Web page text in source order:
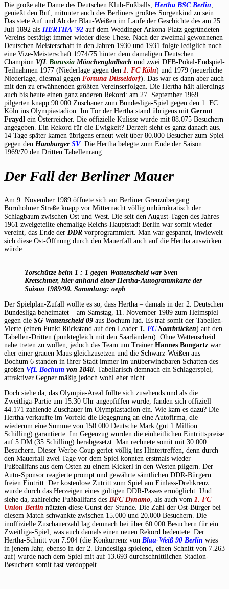
Die große alte Dame des Deutschen Klub-Fußballs, Hertha BSC Berlin
genießt den Ruf, mitunter auch des Berliners größtes Sorgenkind zu sein.
Das stete Auf und Ab der Blau-Weißen im Laufe der Geschichte des am 25.
Juli 1892 als HERTHA ´92 auf dem Weddinger Arkona-Platz gegründeten
Vereins bestätigt immer wieder diese These. Nach der zweimal gewonnenen
Deutschen Meisterschaft in den Jahren 1930 und 1931 folgte lediglich noch
eine Vize-Meisterschaft 1974/75 hinter dem damaligen Deutschen
Champion VfL Borussia Mönchengladbach und zwei DFB-Pokal-Endspiel-
Teilnahmen 1977 (Niederlage gegen den 1. FC Köln) und 1979 (neuerliche
Niederlage, diesmal gegen Fortuna Düsseldorf). Das war es dann aber auch
mit den zu erwähnenden größten Vereinserfolgen. Die Hertha hält allerdings
auch bis heute einen ganz anderen Rekord: am 27. September 1969
pilgerten knapp 90.000 Zuschauer zum Bundesliga-Spiel gegen den 1. FC
Köln ins Olympiastadion. Im Tor der Hertha stand übrigens mit Gernot
Fraydl ein Österreicher. Die offizielle Kulisse wurde mit 88.075 Besuchern
angegeben. Ein Rekord für die Ewigkeit? Derzeit sieht es ganz danach aus.
14 Tage später kamen übrigens erneut weit über 80.000 Besucher zum Spiel
gegen den Hamburger SV. Die Hertha belegte zum Ende der Saison
1969/70 den Dritten Tabellenrang.
Der Fall der Berliner Mauer
Am 9. November 1989 öffnete sich am Berliner Grenzübergang
Bornholmer Straße knapp vor Mitternacht völlig unbürokratisch der
Schlagbaum zwischen Ost und West. Die seit den August-Tagen des Jahres
1961 zweigeteilte ehemalige Reichs-Hauptstadt Berlin war somit wieder
vereint, das Ende der DDR vorprogrammiert. Man war gespannt, inwieweit
sich diese Ost-Öffnung durch den Mauerfall auch auf die Hertha auswirken
würde.
Torschütze beim 1 : 1 gegen Wattenscheid war Sven
Kretschmer, hier anhand einer Hertha-Autogrammkarte der
Saison 1989/90. Sammlung: oepb
Der Spielplan-Zufall wollte es so, dass Hertha – damals in der 2. Deutschen
Bundesliga beheimatet – am Samstag, 11. November 1989 zum Heimspiel
gegen die SG Wattenscheid 09 aus Bochum lud. Es traf somit der Tabellen-
Vierte (einen Punkt Rückstand auf den Leader 1. FCSaarbrücken) auf den
Tabellen-Dritten (punktegleich mit den Saarländern). Ohne Wattenscheid
nahe treten zu wollen, jedoch das Team um Trainer Hannes Bongartz war
eher einer grauen Maus gleichzusetzen und die Schwarz-Weißen aus
Bochum 6 standen in ihrer Stadt immer im unüberwindbaren Schatten des
großen VfL Bochum von 1848. Tabellarisch demnach ein Schlagerspiel,
attraktiver Gegner mäßig jedoch wohl eher nicht.
Doch siehe da, das Olympia-Areal füllte sich zusehends und als die
Zweitliga-Partie um 15.30 Uhr angepfiffen wurde, fanden sich offiziell
44.171 zahlende Zuschauer im Olympiastadion ein. Wie kam es dazu? Die
Hertha verkaufte im Vorfeld die Begegnung an eine Autofirma, die
wiederum eine Summe von 150.000 Deutsche Mark (gut 1 Million
Schilling) garantierte. Im Gegenzug wurden die einheitlichen Eintrittspreise
auf 5 DM (35 Schilling) herabgesetzt. Man rechnete somit mit 30.000
Besuchern. Dieser Werbe-Coup geriet völlig ins Hintertreffen, denn durch
den Mauerfall zwei Tage vor dem Spiel konnten erstmals wieder
Fußballfans aus dem Osten zu einem Kickerl in den Westen pilgern. Der
Auto-Sponsor reagierte prompt und gewährte sämtlichen DDR-Bürgern
freien Eintritt. Der kostenlose Zutritt zum Spiel am Einlass-Drehkreuz
wurde durch das Herzeigen eines gültigen DDR-Passes ermöglicht. Und
siehe da, zahlreiche Fußballfans des BFC Dynamo, als auch vom 1. FC
Union Berlin nützten diese Gunst der Stunde. Die Zahl der Ost-Bürger bei
diesem Match schwankte zwischen 15.000 und 20.000 Besuchern. Die
inoffizielle Zuschauerzahl lag demnach bei über 60.000 Besuchern für ein
Zweitliga-Spiel, was auch damals einen neuen Rekord bedeutete. Der
Hertha-Schnitt von 7.904 (die Konkurrenz von Blau-Weiß 90 Berlin wies
in jenem Jahr, ebenso in der 2. Bundesliga spielend, einen Schnitt von 7.263
auf) wurde nach dem Spiel mit auf 13.693 durchschnittlichen Stadion-
Besuchern somit fast verdoppelt.